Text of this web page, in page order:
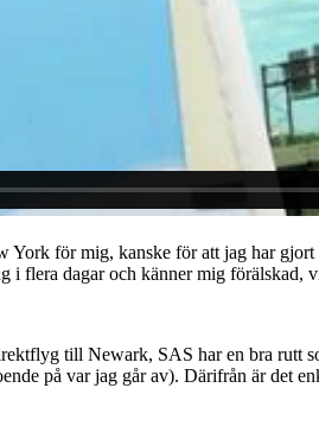
York för mig, kanske för att jag har
i flera dagar och känner mig förälskad,
till Newark, SAS har en bra rutt
på var jag går av). Därifrån är det